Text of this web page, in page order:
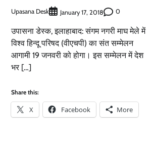
Upasana Desk January 17, 2018 0
उपासना डेस्क, इलाहाबाद: संगम नगरी माघ मेले में
विश्व हिन्दू परिषद (वीएचपी) का संत सम्मेलन
आगामी 19 जनवरी को होगा। इस सम्मेलन में देश
भर […]
Share this:
X Facebook More